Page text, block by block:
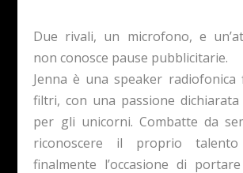
Due rivali, un microfono, e
non conosce pause pubblicitarie.
Jenna è una speaker radiofonica
filtri, con una passione
per gli unicorni. Combatte da
riconoscere il proprio
finalmente l’occasione di